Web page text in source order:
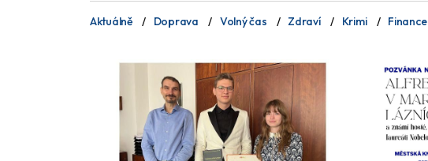
Aktuálně Doprava Volný čas Zdraví Krimi Finance